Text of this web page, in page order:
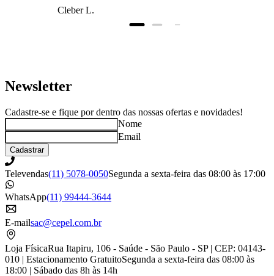
prazo, super bem
Cleber L.
Newsletter
Cadastre-se e fique por dentro das nossas ofertas e novidades!
Nome
Email
Cadastrar
Televendas(11) 5078-0050Segunda a sexta-feira das 08:00 às 17:00
WhatsApp(11) 99444-3644
E-mailsac@cepel.com.br
Loja FísicaRua Itapiru, 106 - Saúde - São Paulo - SP | CEP: 04143-
010 | Estacionamento GratuitoSegunda a sexta-feira das 08:00 às
18:00 | Sábado das 8h às 14h